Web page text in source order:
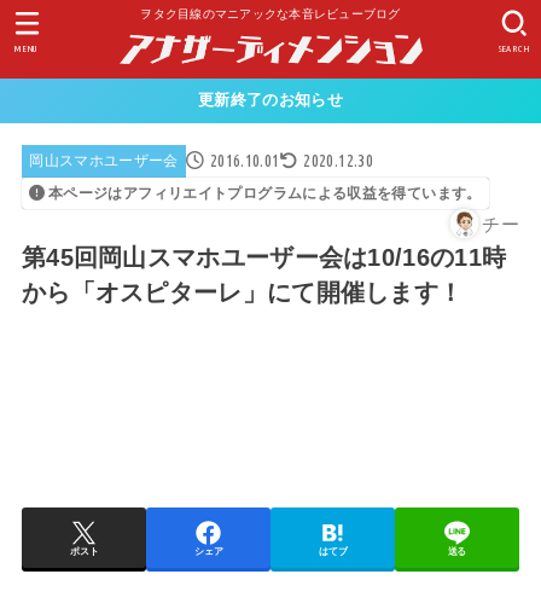
ヲタク目線のマニアックな本音レビューブログ
SEARCH
MENU
更新終了のお知らせ
岡山スマホユーザー会 2016.10.01 2020.12.30
本ページはアフィリエイトプログラムによる収益を得ています。
チー
第45回岡山スマホユーザー会は10/16の11時
から「オスピターレ」にて開催します！
ポスト シェア はてブ 送る